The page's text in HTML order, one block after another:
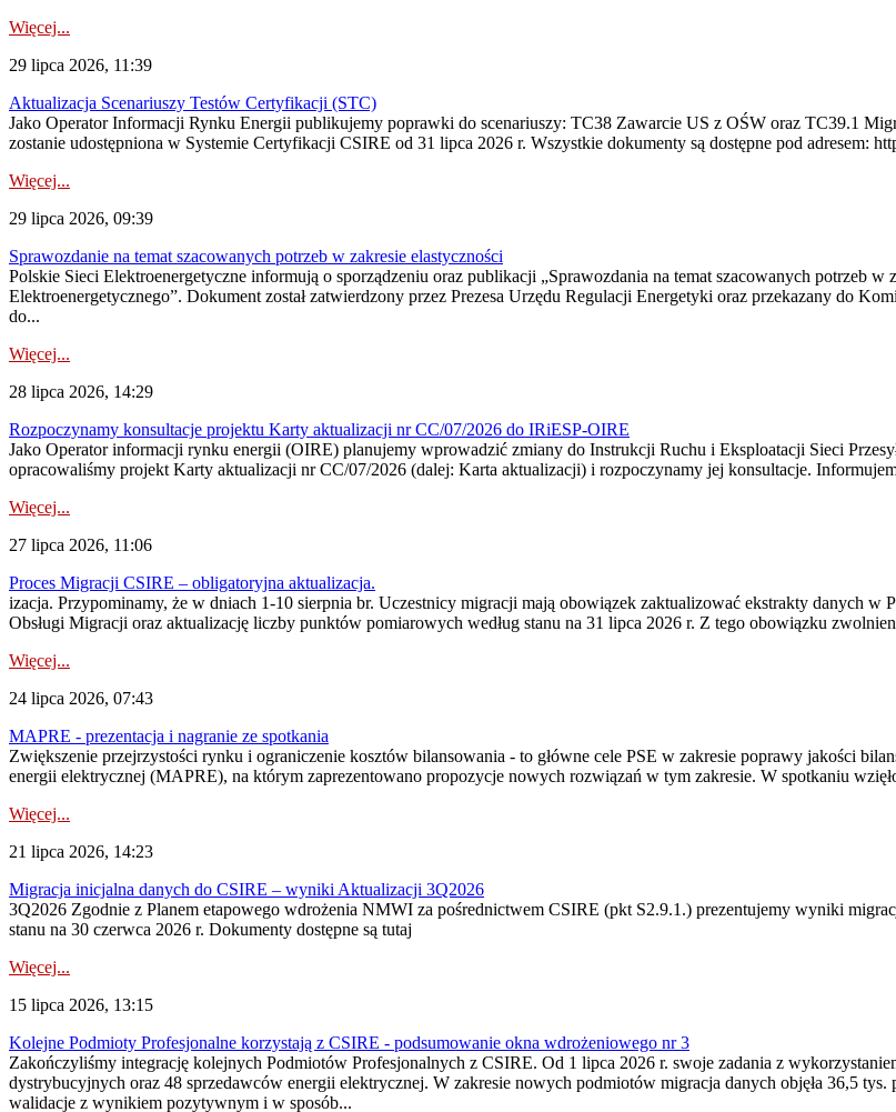
Więcej...
29 lipca 2026, 11:39
Aktualizacja Scenariuszy Testów Certyfikacji (STC)
Jako Operator Informacji Rynku Energii publikujemy poprawki do scenariuszy: TC38 Zawarcie US z OŚW oraz TC39.1
zostanie udostępniona w Systemie Certyfikacji CSIRE od 31 lipca 2026 r. Wszystkie dokumenty są dostępne pod adresem:
Więcej...
29 lipca 2026, 09:39
Sprawozdanie na temat szacowanych potrzeb w zakresie elastyczności
Polskie Sieci Elektroenergetyczne informują o sporządzeniu oraz publikacji „Sprawozdania na temat szacowanych potrzeb
Elektroenergetycznego”. Dokument został zatwierdzony przez Prezesa Urzędu Regulacji Energetyki oraz przekazany do
do...
Więcej...
28 lipca 2026, 14:29
Rozpoczynamy konsultacje projektu Karty aktualizacji nr CC/07/2026 do IRiESP-OIRE
Jako Operator informacji rynku energii (OIRE) planujemy wprowadzić zmiany do Instrukcji Ruchu i Eksploatacji Sieci
opracowaliśmy projekt Karty aktualizacji nr CC/07/2026 (dalej: Karta aktualizacji) i rozpoczynamy jej konsultacje.
Więcej...
27 lipca 2026, 11:06
Proces Migracji CSIRE – obligatoryjna aktualizacja.
izacja. Przypominamy, że w dniach 1-10 sierpnia br. Uczestnicy migracji mają obowiązek zaktualizować ekstrakty danych
Obsługi Migracji oraz aktualizację liczby punktów pomiarowych według stanu na 31 lipca 2026 r. Z tego obowiązku
Więcej...
24 lipca 2026, 07:43
MAPRE - prezentacja i nagranie ze spotkania
Zwiększenie przejrzystości rynku i ograniczenie kosztów bilansowania - to główne cele PSE w zakresie poprawy jakości
energii elektrycznej (MAPRE), na którym zaprezentowano propozycje nowych rozwiązań w tym zakresie. W spotkaniu
Więcej...
21 lipca 2026, 14:23
Migracja inicjalna danych do CSIRE – wyniki Aktualizacji 3Q2026
3Q2026 Zgodnie z Planem etapowego wdrożenia NMWI za pośrednictwem CSIRE (pkt S2.9.1.) prezentujemy wyniki
stanu na 30 czerwca 2026 r. Dokumenty dostępne są tutaj
Więcej...
15 lipca 2026, 13:15
Kolejne Podmioty Profesjonalne korzystają z CSIRE - podsumowanie okna wdrożeniowego nr 3
Zakończyliśmy integrację kolejnych Podmiotów Profesjonalnych z CSIRE. Od 1 lipca 2026 r. swoje zadania z
dystrybucyjnych oraz 48 sprzedawców energii elektrycznej. W zakresie nowych podmiotów migracja danych objęła 36,5
walidacje z wynikiem pozytywnym i w sposób...